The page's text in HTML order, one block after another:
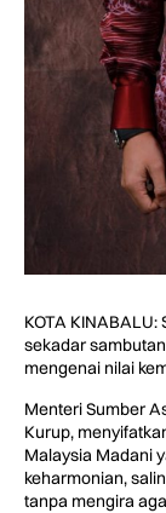
KOTA
sekadar
mengenai nilai
Menteri Sumber
Kurup,
Malaysia Madani
keharmonian,
tanpa mengira